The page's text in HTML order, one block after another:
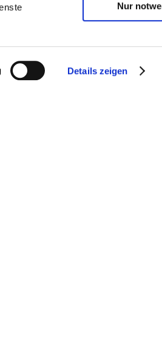
Details zeigen
Nur